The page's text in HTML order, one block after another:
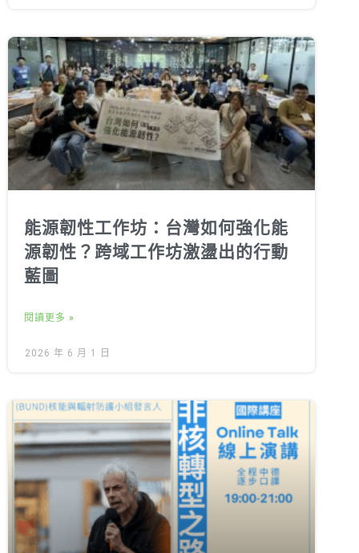
能源韌性工作坊：台灣如何強化能
源韌性？跨域工作坊激盪出的行動
藍圖
閱讀更多 »
2026 年 6 月 1 日